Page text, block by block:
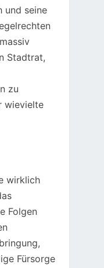
und seine
Stadtrat,
zu
wievielte
wirklich
Folgen
Fürsorge